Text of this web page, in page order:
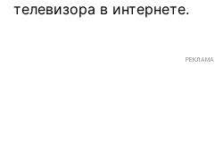
телевизора в интернете.
РЕКЛАМА